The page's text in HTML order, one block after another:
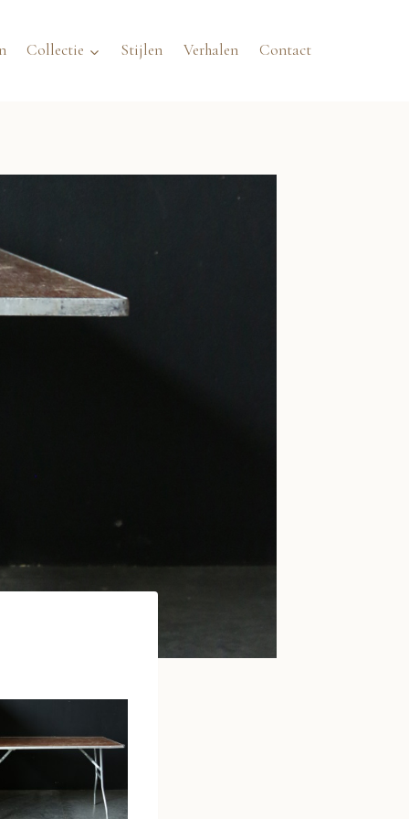
Collectie Stijlen Verhalen Contact